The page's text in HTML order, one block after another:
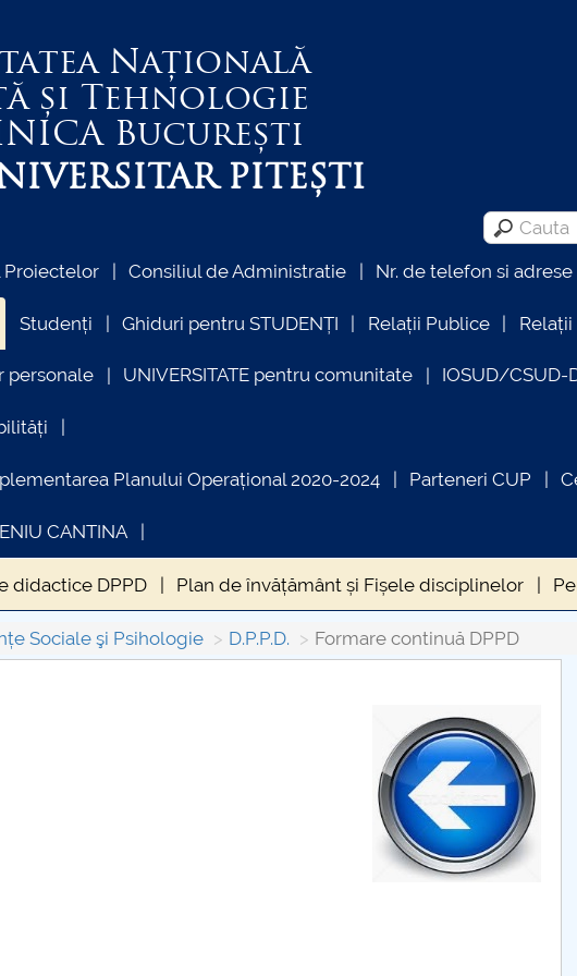
Națională
și Tehnologie
București
PITEȘTI
Proiectelor Consiliul de Administratie Nr. de telefon si
Studenți Ghiduri pentru STUDENȚI Relații Publice
personale UNIVERSITATE pentru comunitate IOSUD/CSUD-
Planului Operațional 2020-2024 Parteneri CUP
CANTINA
didactice DPPD Plan de învățământ și Fișele disciplinelor
Noutăți DPPD Contact DPPD Forum DPPD Formulare
Sociale şi Psihologie D.P.P.D. Formare continuă DPPD
CARTA_UNSTPB -
Consultare publică